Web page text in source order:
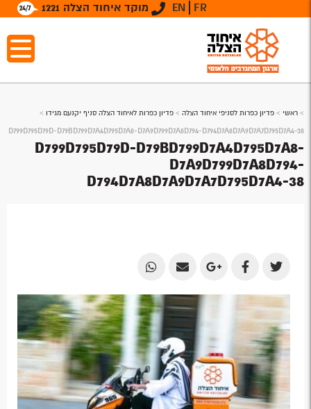
מוקד איחוד הצלה 1221 EN FR
> ראשי > פדיון כפרות לסניפי איחוד הצלה > פדיון כפרות לאיחוד הצלה סניף יקנעם מגידו >
D799D795D79D-D79BD799D7A4D795D7A8-D7A9D799D7A8D794-D794D7A8D7A9D7A7D795D7A4-38
D799D795D79D-D79BD799D7A4D795D7A8-
D7A9D799D7A8D794-
D794D7A8D7A9D7A7D795D7A4-38
Share
on
Twitter
Share
on
Facebook
Share
on
Google
Plus
Share
by
Email
Share
by
Email